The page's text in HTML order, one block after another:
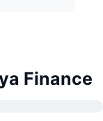
Finance